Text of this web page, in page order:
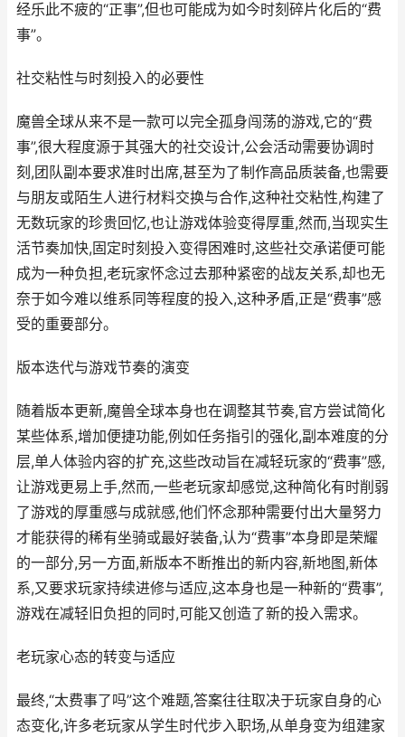
经乐此不疲的“正事”,但也可能成为如今时刻碎片化后的“费
事”。
社交粘性与时刻投入的必要性
魔兽全球从来不是一款可以完全孤身闯荡的游戏,它的“费
事”,很大程度源于其强大的社交设计,公会活动需要协调时
刻,团队副本要求准时出席,甚至为了制作高品质装备,也需要
与朋友或陌生人进行材料交换与合作,这种社交粘性,构建了
无数玩家的珍贵回忆,也让游戏体验变得厚重,然而,当现实生
活节奏加快,固定时刻投入变得困难时,这些社交承诺便可能
成为一种负担,老玩家怀念过去那种紧密的战友关系,却也无
奈于如今难以维系同等程度的投入,这种矛盾,正是“费事”感
受的重要部分。
版本迭代与游戏节奏的演变
随着版本更新,魔兽全球本身也在调整其节奏,官方尝试简化
某些体系,增加便捷功能,例如任务指引的强化,副本难度的分
层,单人体验内容的扩充,这些改动旨在减轻玩家的“费事”感,
让游戏更易上手,然而,一些老玩家却感觉,这种简化有时削弱
了游戏的厚重感与成就感,他们怀念那种需要付出大量努力
才能获得的稀有坐骑或最好装备,认为“费事”本身即是荣耀
的一部分,另一方面,新版本不断推出的新内容,新地图,新体
系,又要求玩家持续进修与适应,这本身也是一种新的“费事”,
游戏在减轻旧负担的同时,可能又创造了新的投入需求。
老玩家心态的转变与适应
最终,“太费事了吗”这个难题,答案往往取决于玩家自身的心
态变化,许多老玩家从学生时代步入职场,从单身变为组建家